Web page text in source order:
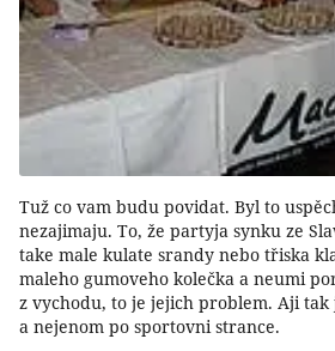
Tuž co vam budu povidat. Byl to
nezajimaju. To, že partyja synku ze
take male kulate srandy nebo třiska
maleho gumoveho kolečka a neumi
z vychodu, to je jejich problem. Aji tak
a nejenom po sportovni strance.